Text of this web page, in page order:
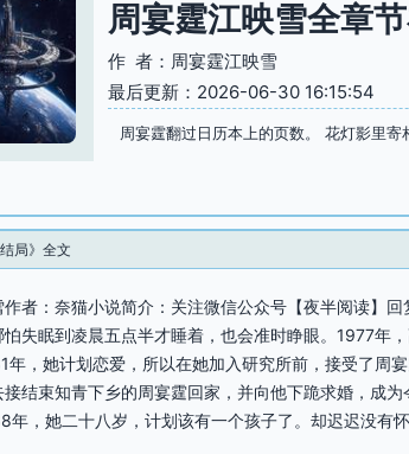
周宴霆江映雪全章
作 者：周宴霆江映雪
最后更新：2026-06-30 16:15:54
周宴霆翻过日历本上的页数。 花灯影里
局》全文
作者：奈猫小说简介：关注微信公众号【夜半阅读
怕失眠到凌晨五点半才睡着，也会准时睁眼。1977年
年，她计划恋爱，所以在她加入研究所前，接受了周
接结束知青下乡的周宴霆回家，并向他下跪求婚，成
年，她二十八岁，计划该有一个孩子了。却迟迟没